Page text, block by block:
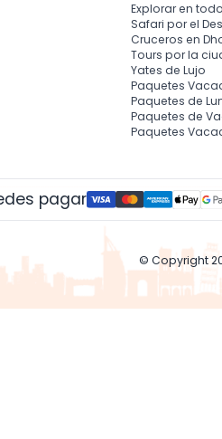
Explorar en
Safari por el
Cruceros en
Tours por la
Yates de Lujo
Paquetes
Paquetes de
Paquetes de
Paquetes
pagar
© Copyright